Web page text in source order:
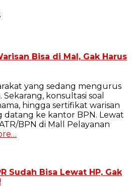
Bisa di Mal, Gak Harus
yang sedang mengurus
konsultasi soal
hingga sertifikat warisan
datang ke kantor BPN. Lewat
BPN di Mall Pelayanan
Sudah Bisa Lewat HP, Gak